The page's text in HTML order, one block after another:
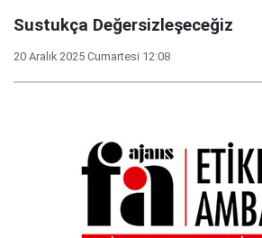
Sustukça Değersizleşeceğiz
20 Aralık 2025 Cumartesi 12:08